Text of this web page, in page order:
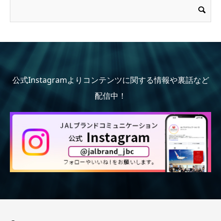
公式Instagramよりコンテンツに関する情報や裏話など
配信中！